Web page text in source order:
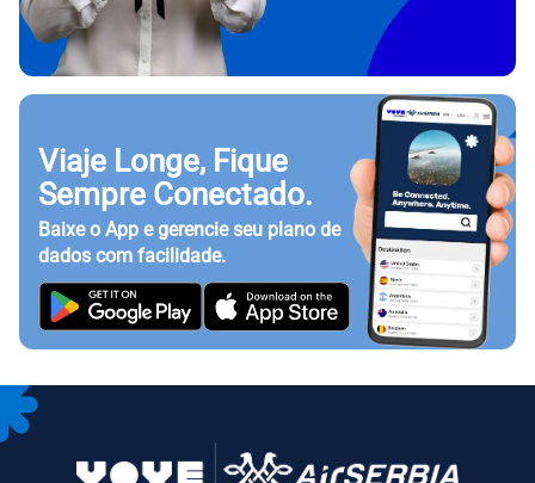
Viaje Longe, Fique
Sempre Conectado.
Baixe o App e gerencie seu plano de
dados com facilidade.